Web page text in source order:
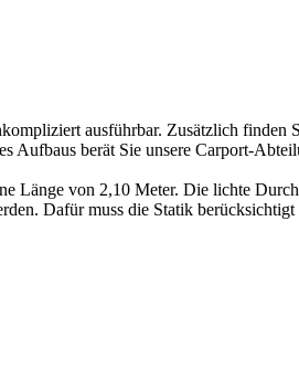
ausführbar. Zusätzlich finden
Aufbaus berät Sie unsere Carport-
Länge von 2,10 Meter. Die lichte
Dafür muss die Statik berücksichtigt